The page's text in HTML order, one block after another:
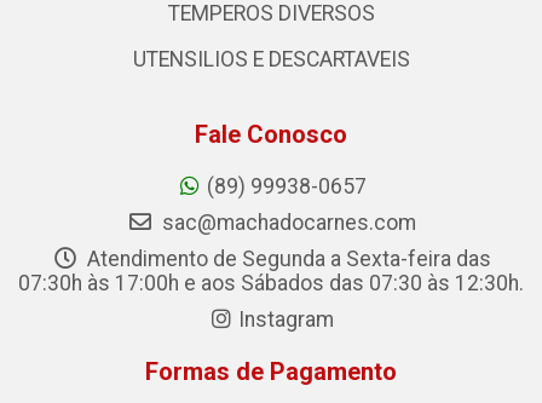
TEMPEROS DIVERSOS
UTENSILIOS E DESCARTAVEIS
Fale Conosco
(89) 99938-0657
sac@machadocarnes.com
Atendimento de Segunda a Sexta-feira das
07:30h às 17:00h e aos Sábados das 07:30 às 12:30h.
Instagram
Formas de Pagamento